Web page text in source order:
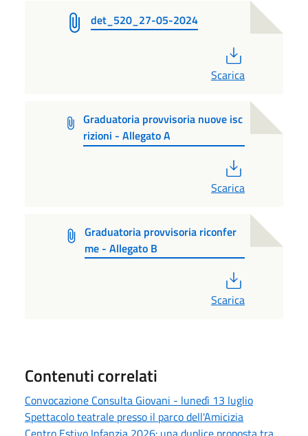
det_520_27-05-2024
Scarica
Graduatoria provvisoria nuove isc
rizioni - Allegato A
Scarica
Graduatoria provvisoria riconfer
me - Allegato B
Scarica
Contenuti correlati
Convocazione Consulta Giovani - lunedì 13 luglio
Spettacolo teatrale presso il parco dell'Amicizia